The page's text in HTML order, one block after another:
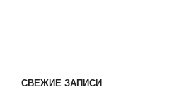
СВЕЖИЕ ЗАПИСИ